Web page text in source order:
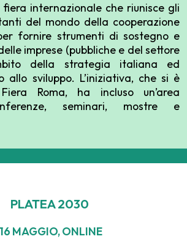
fiera internazionale che riunisce gli
del mondo della cooperazione
fornire strumenti di sostegno e
imprese (pubbliche e del settore
della strategia italiana ed
allo sviluppo. L’iniziativa, che si è
Roma, ha incluso un’area
seminari, mostre e
PLATEA 2030
16 MAGGIO, ONLINE